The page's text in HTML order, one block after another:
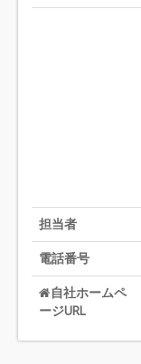
担当者
電話番号
自社ホームペ
ージURL